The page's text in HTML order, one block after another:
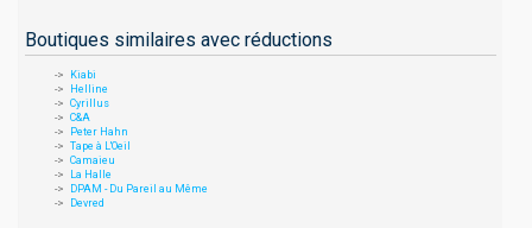
Boutiques similaires avec réductions
Kiabi
Helline
Cyrillus
C&A
Peter Hahn
Tape à L'Oeil
Camaieu
La Halle
DPAM - Du Pareil au Même
Devred